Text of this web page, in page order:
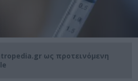
ως προτεινόμενη